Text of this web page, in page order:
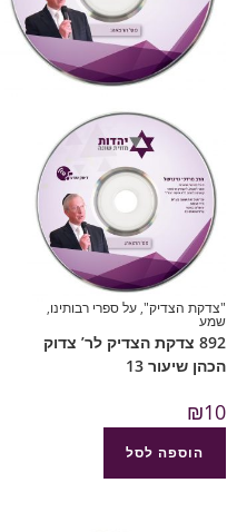
"צדקת הצדיק",על ספרי רבותינו,
שמע
892 צדקת הצדיק לר’ צדוק
הכהן שיעור 13
₪10
הוספה לסל